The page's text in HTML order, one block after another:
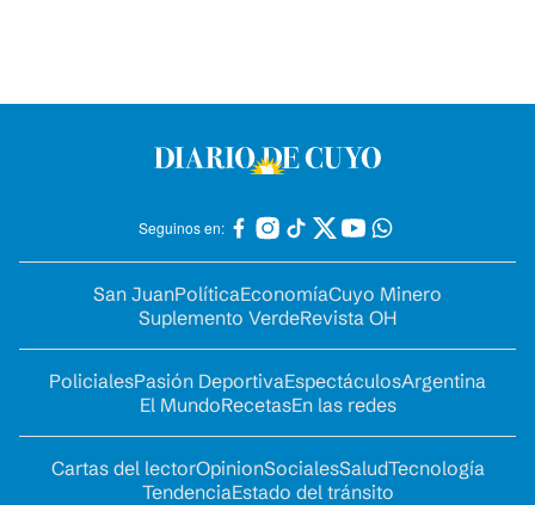
Seguinos en:
San JuanPolíticaEconomíaCuyo Minero
Suplemento VerdeRevista OH
PolicialesPasión DeportivaEspectáculosArgentina
El MundoRecetasEn las redes
Cartas del lectorOpinionSocialesSaludTecnología
TendenciaEstado del tránsito